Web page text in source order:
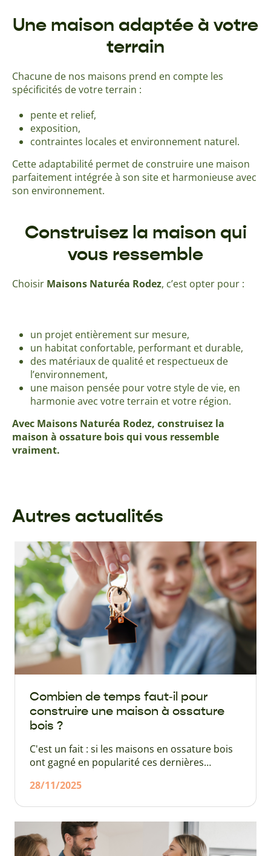
Une maison adaptée à votre
terrain
Chacune de nos maisons prend en compte les
spécificités de votre terrain :
pente et relief,
exposition,
contraintes locales et environnement naturel.
Cette adaptabilité permet de construire une maison
parfaitement intégrée à son site et harmonieuse avec
son environnement.
Construisez la maison qui
vous ressemble
Choisir Maisons Naturéa Rodez, c’est opter pour :
un projet entièrement sur mesure,
un habitat confortable, performant et durable,
des matériaux de qualité et respectueux de
l’environnement,
une maison pensée pour votre style de vie, en
harmonie avec votre terrain et votre région.
Avec Maisons Naturéa Rodez, construisez la
maison à ossature bois qui vous ressemble
vraiment.
Autres actualités
Combien de temps faut‑il pour
construire une maison à ossature
bois ?
C'est un fait : si les maisons en ossature bois
ont gagné en popularité ces dernières
côté écologique et leur conformité à la
aux maisons maçonnées.
28/11/2025